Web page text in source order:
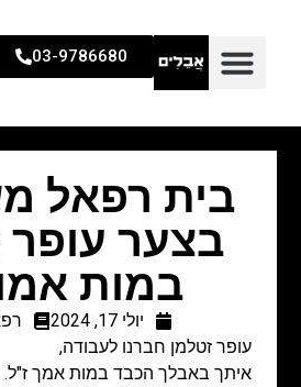
03-9786680
בית רפאל
בצער עופר
במות
יולי 17, 2024
עופר זטלמן חברנו לעבודה,
איתך באבלך הכבד במות אמך ז"ל.